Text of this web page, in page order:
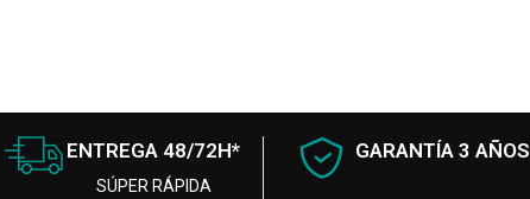
ENTREGA 48/72H*
SÚPER RÁPIDA
GARANTÍA 3 AÑOS